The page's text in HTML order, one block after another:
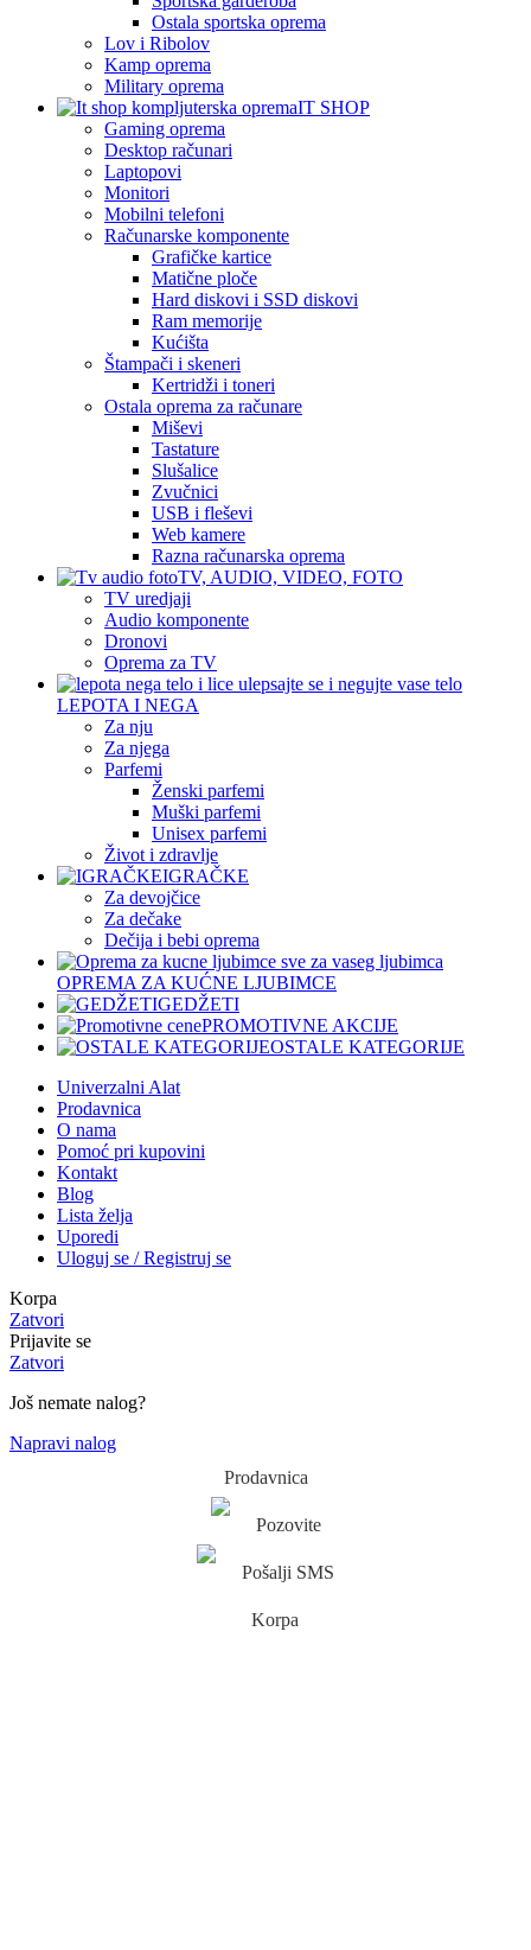
Ostala sportska oprema
Lov i Ribolov
Kamp oprema
Military oprema
IT SHOP
Gaming oprema
Desktop računari
Laptopovi
Monitori
Mobilni telefoni
Računarske komponente
Grafičke kartice
Matične ploče
Hard diskovi i SSD diskovi
Ram memorije
Kućišta
Štampači i skeneri
Kertridži i toneri
Ostala oprema za računare
Miševi
Tastature
Slušalice
Zvučnici
USB i fleševi
Web kamere
Razna računarska oprema
TV, AUDIO, VIDEO, FOTO
TV uredjaji
Audio komponente
Dronovi
Oprema za TV
LEPOTA I NEGA
Za nju
Za njega
Parfemi
Ženski parfemi
Muški parfemi
Unisex parfemi
Život i zdravlje
IGRAČKE
Za devojčice
Za dečake
Dečija i bebi oprema
OPREMA ZA KUĆNE LJUBIMCE
GEDŽETI
PROMOTIVNE AKCIJE
OSTALE KATEGORIJE
Univerzalni Alat
Prodavnica
O nama
Pomoć pri kupovini
Kontakt
Blog
Lista želja
Uporedi
Uloguj se / Registruj se
Korpa
Zatvori
Prijavite se
Zatvori
Još nemate nalog?
Napravi nalog
Prodavnica
Pozovite
Pošalji SMS
Korpa